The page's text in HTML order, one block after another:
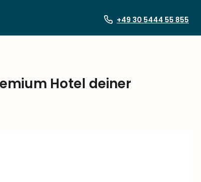
+49 30 5444 55 855
Hotel deiner